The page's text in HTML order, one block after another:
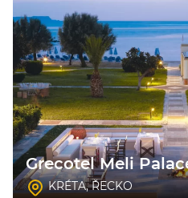
Grecotel Meli
KRÉTA,ŘECKO